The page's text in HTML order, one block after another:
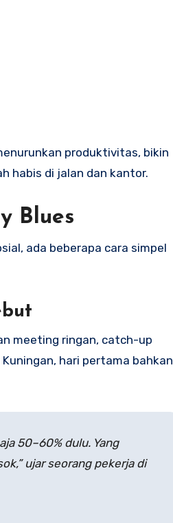
produktivitas, bikin
habis di jalan dan kantor.
Blues
ada beberapa cara simpel
meeting ringan, catch-up
hari pertama bahkan
50–60% dulu. Yang
ujar seorang pekerja di